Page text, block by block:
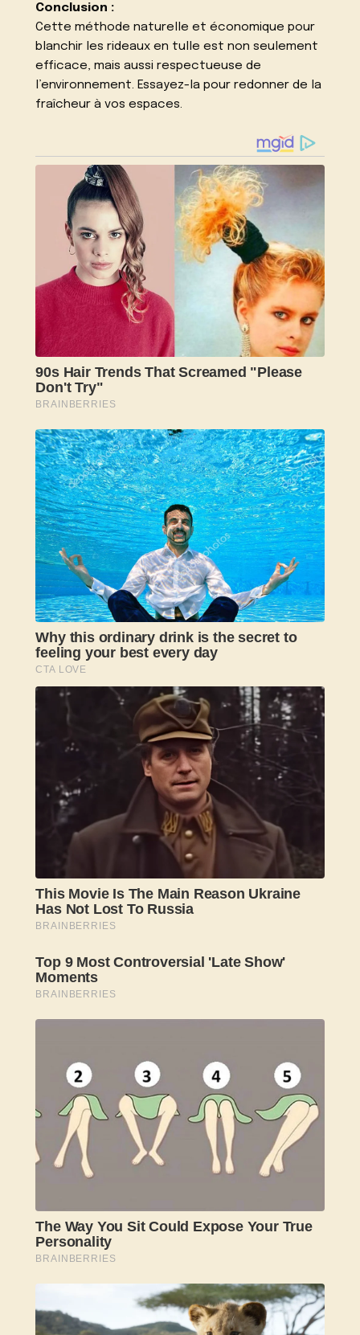
Conclusion :
Cette méthode naturelle et économique pour
blanchir les rideaux en tulle est non seulement
efficace, mais aussi respectueuse de
l’environnement. Essayez-la pour redonner de la
fraîcheur à vos espaces.